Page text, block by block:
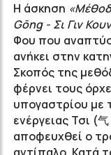
Η άσκηση
Gōng - Σι Γιν
Φου που
ανήκει στην
Σκοπός της
φέρνει τους
υπογαστρίου με
ενέργειας Τσι (
αποφευχθεί ο